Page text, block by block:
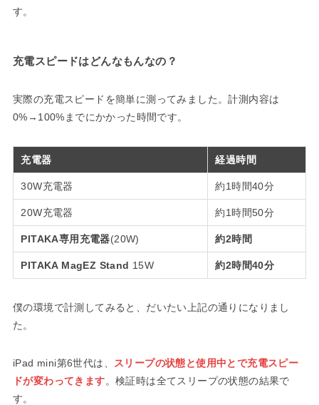
す。
充電スピードはどんなもんなの？
実際の充電スピードを簡単に測ってみました。計測内容は
0%→100%までにかかった時間です。
充電器 経過時間
30W充電器 約1時間40分
20W充電器 約1時間50分
PITAKA専用充電器(20W) 約2時間
PITAKA MagEZ Stand 15W 約2時間40分
僕の環境で計測してみると、だいたい上記の通りになりまし
た。
iPad mini第6世代は、
スリープの状態と使用中とで充電スピー
ドが変わってきます。検証時は全てスリープの状態の結果で
す。